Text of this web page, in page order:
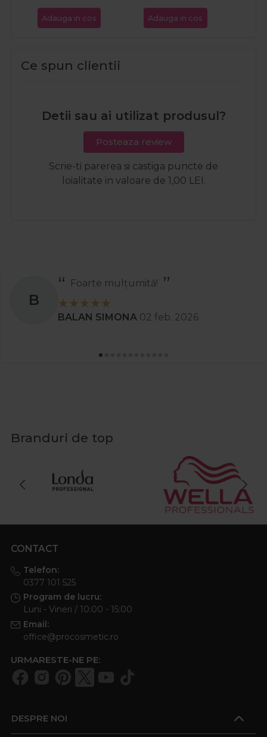
Adauga in cos Adauga in cos
Ce spun clientii
Detii sau ai utilizat produsul?
Posteaza review
Scrie-ti parerea si castiga puncte de
loialitate in valoare de 1,00 LEI.
B
Foarte mulțumită!
BALAN SIMONA 02 feb. 2026
Branduri de top
CONTACT
Telefon:
0377 101 525
Program de lucru:
Luni - Vineri / 10:00 - 15:00
Email:
office@procosmetic.ro
URMARESTE-NE PE:
DESPRE NOI